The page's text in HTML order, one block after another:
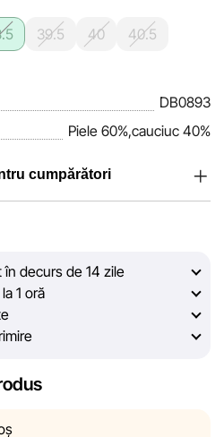
39.5 40
40.5
DB0893
Piele 60%,cauciuc 40%
cumpărători
fiecare zi depunem eforturi
mai complete, obiective și
să vă oferim informații corecte și
lua cea mai bună decizie
constant, Sportlandia
posibile erori tehnice sau
decurs de 14 zile
1 oră